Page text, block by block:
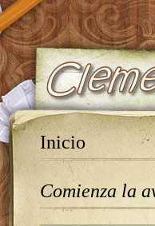
Inicio
Comienza la